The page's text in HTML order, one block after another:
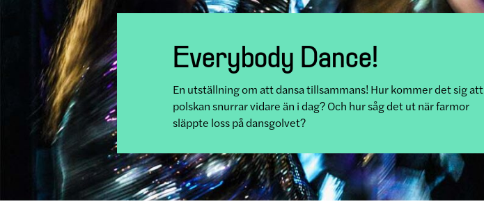
Everybody Dance!
En utställning om att dansa tillsammans! Hur kommer det sig att
polskan snurrar vidare än i dag? Och hur såg det ut när farmor
släppte loss på dansgolvet?